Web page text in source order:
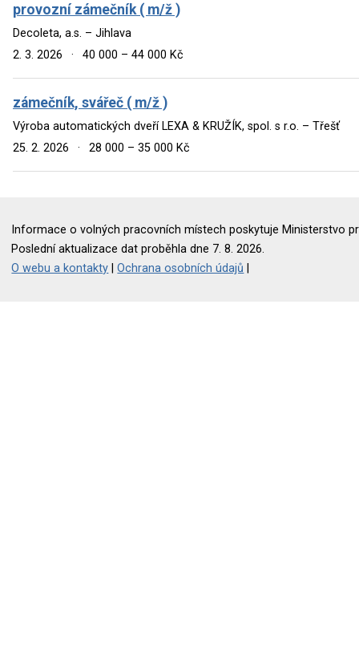
provozní zámečník ( m/ž )
Decoleta, a.s. – Jihlava
2. 3. 2026
· 40 000 – 44 000 Kč
zámečník, svářeč ( m/ž )
Výroba automatických dveří LEXA & KRUŽÍK, spol. s r.o. – Třešť
25. 2. 2026
· 28 000 – 35 000 Kč
Informace o volných pracovních místech poskytuje Ministerstvo
Poslední aktualizace dat proběhla dne 7. 8. 2026.
O webu a kontakty |Ochrana osobních údajů